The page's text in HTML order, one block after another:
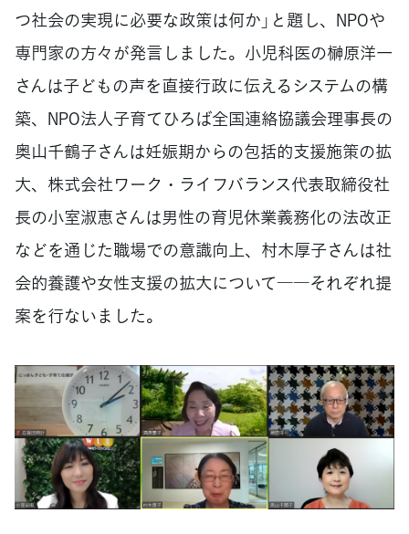
つ社会の実現に必要な政策は何か」と題し、NPOや
専門家の方々が発言しました。小児科医の榊原洋一
さんは子どもの声を直接行政に伝えるシステムの構
築、NPO法人子育てひろば全国連絡協議会理事長の
奥山千鶴子さんは妊娠期からの包括的支援施策の拡
大、株式会社ワーク・ライフバランス代表取締役社
長の小室淑恵さんは男性の育児休業義務化の法改正
などを通じた職場での意識向上、村木厚子さんは社
会的養護や女性支援の拡大について――それぞれ提
案を行ないました。